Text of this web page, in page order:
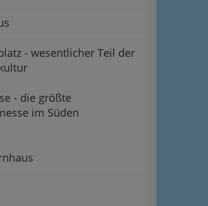
- wesentlicher Teil der
- die größte
im Süden